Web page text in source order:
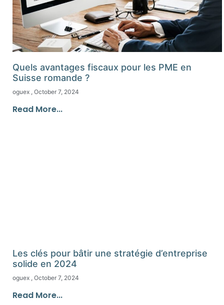
Quels avantages fiscaux pour les PME en
Suisse romande ?
oguex October 7, 2024
Read More...
Les clés pour bâtir une stratégie d’entreprise
solide en 2024
oguex October 7, 2024
Read More...